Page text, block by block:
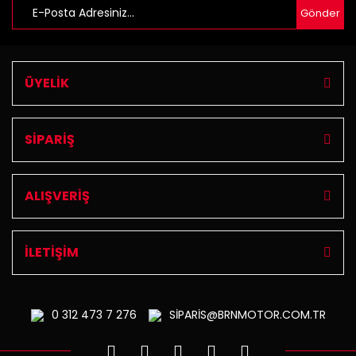
Gönder
ÜYELİK
SİPARİŞ
ALIŞVERİŞ
İLETİŞİM
0 312473 7 276 SİPARİS@BRNMOTOR.COM.TR